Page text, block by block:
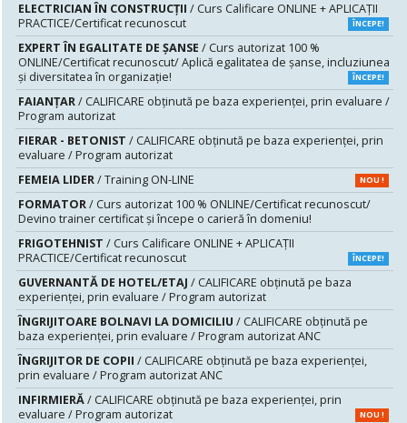
ELECTRICIAN ÎN CONSTRUCȚII / Curs Calificare ONLINE + APLICAȚII
PRACTICE/Certificat recunoscut
ÎNCEPE!
EXPERT ÎN EGALITATE DE ȘANSE / Curs autorizat 100 %
ONLINE/Certificat recunoscut/ Aplică egalitatea de șanse, incluziunea
și diversitatea în organizație!
ÎNCEPE!
FAIANŢAR/ CALIFICARE obținută pe baza experienței, prin evaluare /
Program autorizat
FIERAR - BETONIST / CALIFICARE obținută pe baza experienței, prin
evaluare / Program autorizat
FEMEIA LIDER/ Training ON-LINE NOU !
FORMATOR/ Curs autorizat 100 % ONLINE/Certificat recunoscut/
Devino trainer certificat și începe o carieră în domeniu!
FRIGOTEHNIST / Curs Calificare ONLINE + APLICAȚII
PRACTICE/Certificat recunoscut
ÎNCEPE!
GUVERNANTĂ DE HOTEL/ETAJ / CALIFICARE obținută pe baza
experienței, prin evaluare / Program autorizat
ÎNGRIJITOARE BOLNAVI LA DOMICILIU / CALIFICARE obținută pe
baza experienței, prin evaluare / Program autorizat ANC
ÎNGRIJITOR DE COPII / CALIFICARE obținută pe baza experienței,
prin evaluare / Program autorizat ANC
INFIRMIERĂ/ CALIFICARE obținută pe baza experienței, prin
evaluare / Program autorizat
NOU !